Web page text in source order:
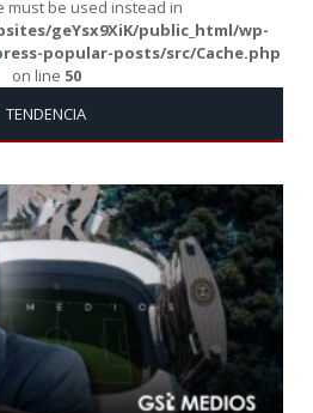
must be used instead in
geYsx9XiK/public_html/wp-
popular-posts/src/Cache.php
on line 50
TENDENCIA